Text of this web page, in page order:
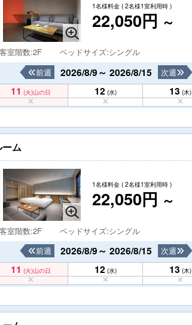
1名様料金 ( 2名様1室利用時 )
22,050円 ～
客室階数:2F ベッドサイズ:シングル
2026/8/9～ 2026/8/15
前週 次週
11 (火)山の日 12 (水) 13 (木)
ーム
1名様料金 ( 2名様1室利用時 )
22,050円 ～
客室階数:2F ベッドサイズ:シングル
2026/8/9～ 2026/8/15
前週 次週
11 (火)山の日 12 (水) 13 (木)